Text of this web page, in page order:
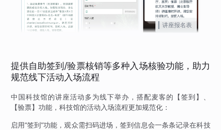
讲座报名表
提供自助签到/验票核销等多种入场核验功能，助力
规范线下活动入场流程
中国科技馆的讲座活动多为线下举办，搭配麦客的【签到】、
【验票】功能，科技馆的活动入场流程更加规范化：
启用“签到”功能，观众需扫码进场，签到信息会一条条记录在科技